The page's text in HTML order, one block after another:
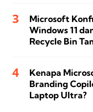
Microsoft
Windows 11
Recycle Bin
Kenapa
Branding
Laptop Ultra?